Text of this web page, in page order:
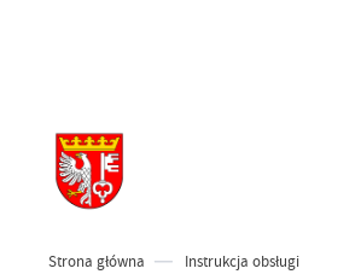
Strona główna Instrukcja obsługi